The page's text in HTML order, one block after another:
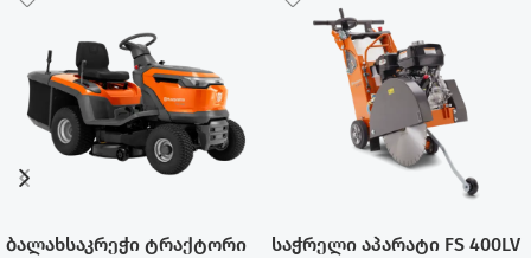
ბალახსაკრეჭი ტრაქტორი
საჭრელი აპარატი FS 400LV